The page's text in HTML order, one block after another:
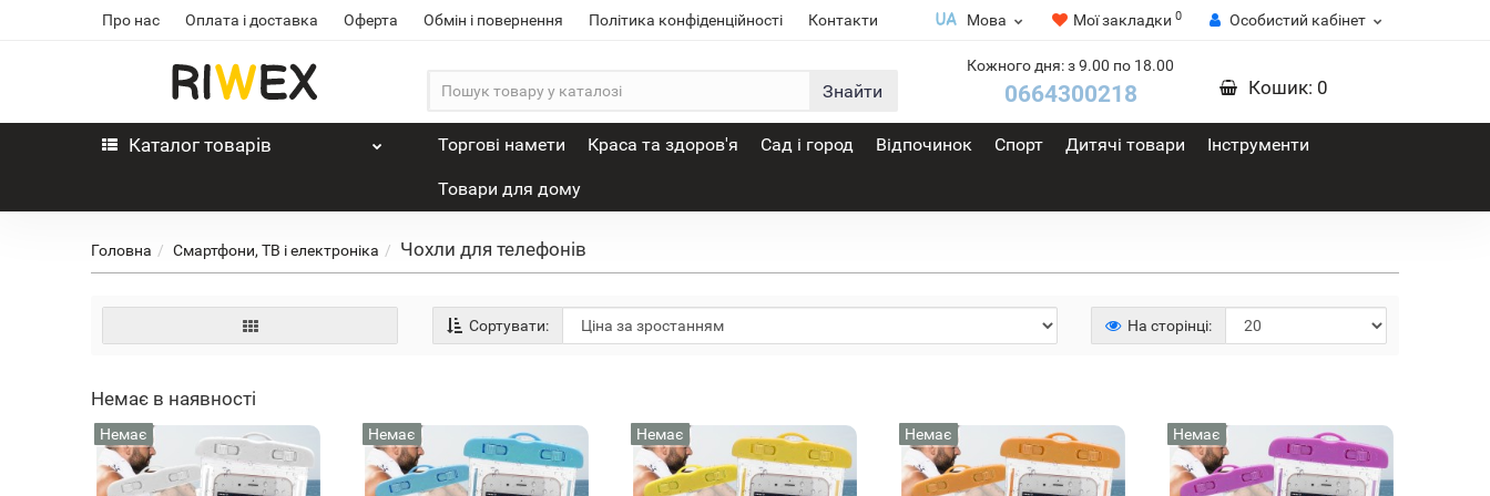
Про нас Оплата і доставка Оферта Обмін і повернення Політика конфіденційності Контакти Мова Мої закладки 0 Особистий кабінет
Знайти
Кожного дня: з 9.00 по 18.00
0664300218 Кошик: 0
Каталог товарів Торгові намети Краса та здоров'я Сад і город Відпочинок Спорт Дитячі товари Інструменти
Товари для дому
Головна Смартфони, ТВ і електроніка Чохли для телефонів
Сортувати: На сторінці:
Немає в наявності
Немає Немає Немає Немає Немає